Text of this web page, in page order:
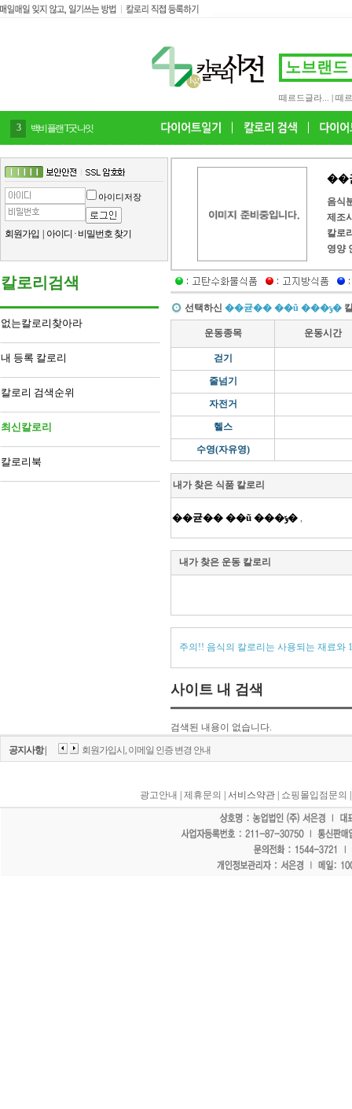
떼르드글라... 떼
4 감말랭이
아이디저장
회원가입 아이디 · 비밀번호 찾기
칼로리검색
없는칼로리찾아라
내 등록 칼로리
칼로리 검색순위
최신칼로리
칼로리북
음식
제조
칼로
영양
선택하신 ��귣�� ��ũ ���ݸ�
운동종목 운동시간
걷기
줄넘기
자전거
헬스
수영(자유영)
내가 찾은 식품 칼로리
��귣�� ��ũ ���ݸ� ,
내가 찾은 운동 칼로리
주의!! 음식의 칼로리는 사용되는 재료와
사이트 내 검색
검색된 내용이 없습니다.
공지사항 | 회원가입시, 이메일 인증 변경 안내
광고안내 제휴문의 | 서비스약관 | 쇼핑몰입점문의
"홈페이지 모든 게시물에